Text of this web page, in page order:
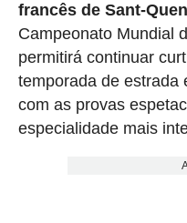
francês de Sant-
Campeonato Mundial
permitirá continuar
temporada de estrada
com as provas
especialidade mais